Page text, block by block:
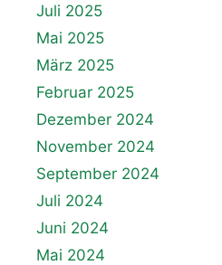
Juli 2025
Mai 2025
März 2025
Februar 2025
Dezember 2024
November 2024
September 2024
Juli 2024
Juni 2024
Mai 2024